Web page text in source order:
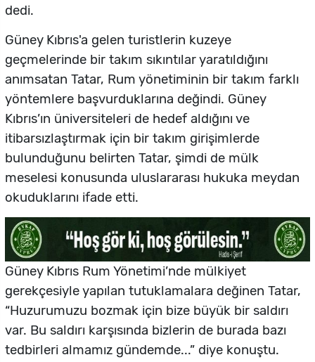
dedi.
Güney Kıbrıs'a gelen turistlerin kuzeye
geçmelerinde bir takım sıkıntılar yaratıldığını
anımsatan Tatar, Rum yönetiminin bir takım farklı
yöntemlere başvurduklarına değindi. Güney
Kıbrıs’ın üniversiteleri de hedef aldığını ve
itibarsızlaştırmak için bir takım girişimlerde
bulunduğunu belirten Tatar, şimdi de mülk
meselesi konusunda uluslararası hukuka meydan
okuduklarını ifade etti.
Güney Kıbrıs Rum Yönetimi’nde mülkiyet
gerekçesiyle yapılan tutuklamalara değinen Tatar,
“Huzurumuzu bozmak için bize büyük bir saldırı
var. Bu saldırı karşısında bizlerin de burada bazı
tedbirleri almamız gündemde...” diye konuştu.